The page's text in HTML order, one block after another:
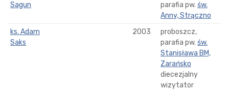
Sagun
parafia pw. św.
Anny, Strączno
ks. Adam
Saks
2003
proboszcz,
parafia pw. św.
Stanisława BM,
Zarańsko
diecezjalny
wizytator